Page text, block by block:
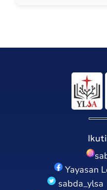
Yayasan
sabda_ylsa